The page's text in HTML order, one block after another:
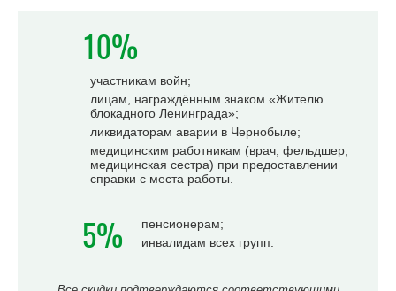
10%
участникам войн;
лицам, награждённым знаком «Жителю
блокадного Ленинграда»;
ликвидаторам аварии в Чернобыле;
медицинским работникам (врач, фельдшер,
медицинская сестра) при предоставлении
справки с места работы.
5%
пенсионерам;
инвалидам всех групп.